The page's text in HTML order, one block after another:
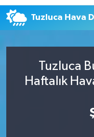
Tuzluca Hava
Tuzluca
Haftalık
KÜLTÜR & SANAT
MODA
EĞİTİM
Eskişehir Namaz
Eskişehir Trafik
Süper Lig Puan
Son Dakika